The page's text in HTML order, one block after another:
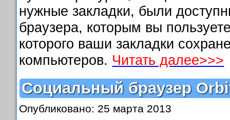
нужные закладки, были
браузера, которым вы
которого ваши закладки
компьютеров. Читать далее>>>
Социальный браузер
Опубликовано: 25 марта 2013